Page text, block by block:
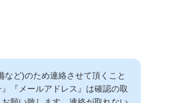
ど)のため連絡させて頂くこと
『メールアドレス』は確認の取